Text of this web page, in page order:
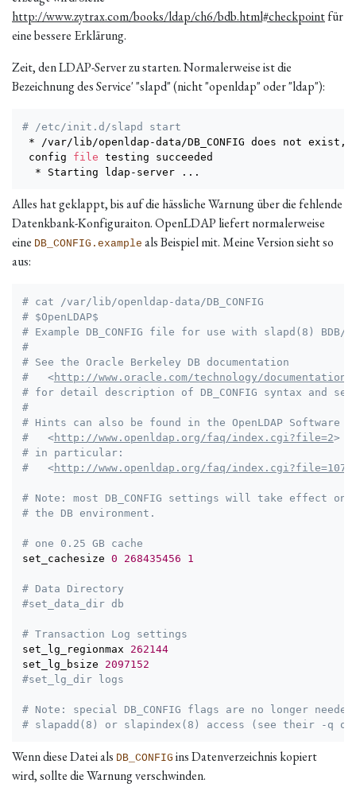
http://www.zytrax.com/books/ldap/ch6/bdb.html#checkpointfür
eine bessere Erklärung.
Zeit, den LDAP-Server zu starten. Normalerweise ist die
Bezeichnung des Service' "slapd" (nicht "openldap" oder "ldap"):
# /etc/init.d/slapd start
* /var/lib/openldap-data/DB_CONFIG does not exist,
config file testing succeeded
  * Starting ldap-server
..
Alles hat geklappt, bis auf die hässliche Warnung über die fehlende
Datenkbank-Konfiguraiton. OpenLDAP liefert normalerweise
eine DB_CONFIG.example als Beispiel mit. Meine Version sieht so
aus:
# cat /var/lib/openldap-data/DB_CONFIG
# $OpenLDAP$
# Example DB_CONFIG file for use with slapd(8) BDB/
#
# See the Oracle Berkeley DB documentation
#   <http://www.oracle.com/technology/
# for detail description of DB_CONFIG syntax and
#
# Hints can also be found in the OpenLDAP Software
#   <http://www.openldap.org/faq/index.cgi?file=2>
# in particular:
#   <http://www.openldap.org/faq/index.cgi?file=1075
# Note: most DB_CONFIG settings will take effect
# the DB environment.
# one 0.25 GB cache
set_cachesize 0 268435456 1
# Data Directory
#set_data_dir db
# Transaction Log settings
set_lg_regionmax 262144
set_lg_bsize 2097152
#set_lg_dir logs
# Note: special DB_CONFIG flags are no longer
# slapadd(8) or slapindex(8) access (see their -q
Wenn diese Datei als DB_CONFIG ins Datenverzeichnis kopiert
wird, sollte die Warnung verschwinden.